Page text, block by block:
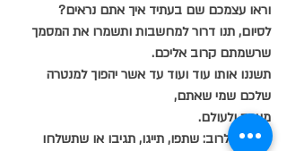
וראו עצמכם שם בעתיד איך אתם נראים?
לסיום, תנו דרור למחשבות ותשמרו את המסמך
שרשמתם קרוב אליכם.
תשננו אותו עוד ועוד עד אשר יהפוך למנטרה
שלכם שמי שאתם,
מעתה ולעולם.
וכהרגלי לרוב: שתפו, תייגו, תגיבו או שתשלחו